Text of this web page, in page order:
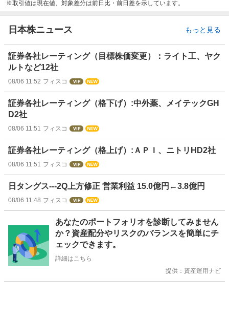
取引値は現在値、対象差分は前日比・前日差を示しています。
日本株ニュース もっと見る
証券各社レーティング（目標株価変更）：ライト工、ヤク
ルトなど12社
08/06 11:52 フィスコ
証券各社レーティング（格下げ）:中外薬、メイテックGH
D2社
08/06 11:51 フィスコ
証券各社レーティング（格上げ）:ＡＰＩ、ニトリHD2社
08/06 11:51 フィスコ
日タングス---2Q上方修正 営業利益 15.0億円←3.8億円
08/06 11:48 フィスコ
あなたのポートフォリオを診断してみません
か？資産配分やリスクのバランスを簡単にチ
ェックできます。
詳細はこちら
提供：資産運用ナビ